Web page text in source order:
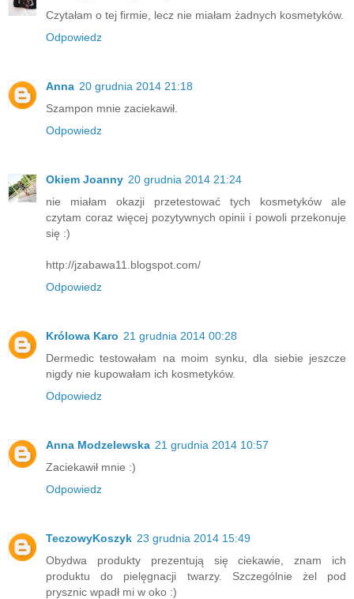
Czytałam o tej firmie, lecz nie miałam żadnych kosmetyków.
Odpowiedz
Anna 20 grudnia 2014 21:18
Szampon mnie zaciekawił.
Odpowiedz
Okiem Joanny 20 grudnia 2014 21:24
nie miałam okazji przetestować tych kosmetyków ale
czytam coraz więcej pozytywnych opinii i powoli przekonuje
się :)
http://jzabawa11.blogspot.com/
Odpowiedz
Królowa Karo 21 grudnia 2014 00:28
Dermedic testowałam na moim synku, dla siebie jeszcze
nigdy nie kupowałam ich kosmetyków.
Odpowiedz
Anna Modzelewska 21 grudnia 2014 10:57
Zaciekawił mnie :)
Odpowiedz
TeczowyKoszyk 23 grudnia 2014 15:49
Obydwa produkty prezentują się ciekawie, znam ich
produktu do pielęgnacji twarzy. Szczególnie żel pod
prysznic wpadł mi w oko :)